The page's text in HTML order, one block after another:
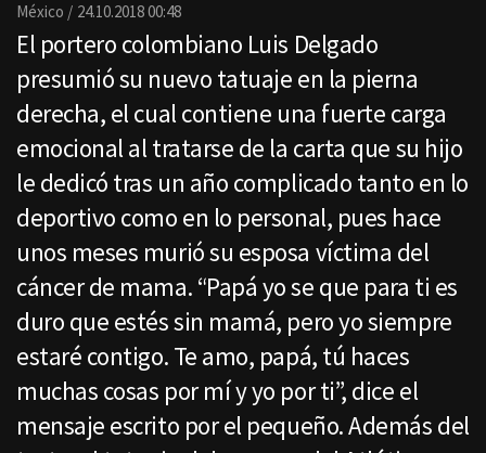
México 24.10.2018 00:48
El portero colombiano Luis Delgado
presumió su nuevo tatuaje en la pierna
derecha, el cual contiene una fuerte carga
emocional al tratarse de la carta que su hijo
le dedicó tras un año complicado tanto en lo
deportivo como en lo personal, pues hace
unos meses murió su esposa víctima del
cáncer de mama. “Papá yo se que para ti es
duro que estés sin mamá, pero yo siempre
estaré contigo. Te amo, papá, tú haces
muchas cosas por mí y yo por ti”, dice el
mensaje escrito por el pequeño. Además del